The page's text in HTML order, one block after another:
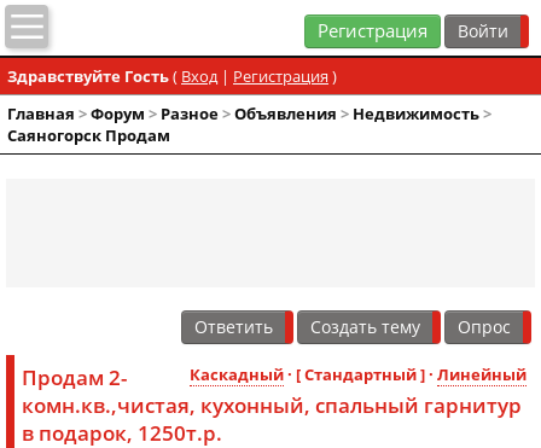
Регистрация
Здравствуйте Гость( Вход| Регистрация )
Главная >Форум > Разное>Объявления > Недвижимость>
Саяногорск Продам
Ответить Создать тему Опрос
Каскадный· [ Стандартный ] · Линейный
Продам 2-
комн.кв.,чистая, кухонный, спальный гарнитур
в подарок, 1250т.р.